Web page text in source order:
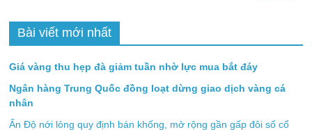
Bài viết mới nhất
Giá vàng thu hẹp đà giảm tuần nhờ lực mua bắt đáy
Ngân hàng Trung Quốc đồng loạt dừng giao dịch vàng cá
nhân
Ấn Độ nới lỏng quy định bán khống, mở rộng gần gấp đôi số cổ